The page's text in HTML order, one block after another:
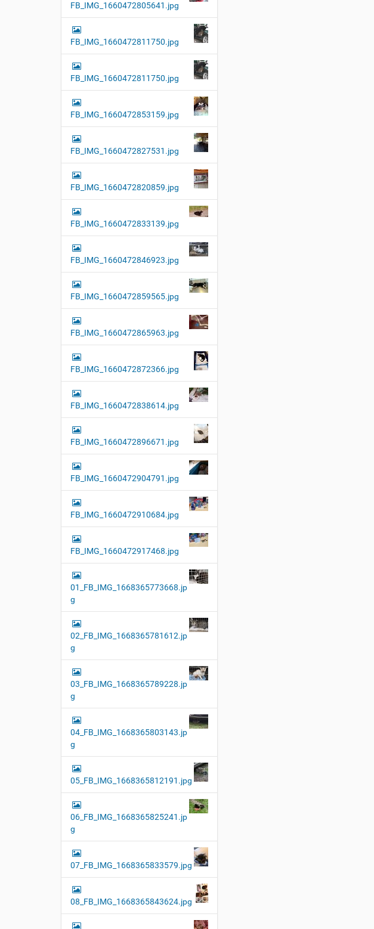
FB_IMG_1660472805641.jpg
FB_IMG_1660472811750.jpg
FB_IMG_1660472811750.jpg
FB_IMG_1660472853159.jpg
FB_IMG_1660472827531.jpg
FB_IMG_1660472820859.jpg
FB_IMG_1660472833139.jpg
FB_IMG_1660472846923.jpg
FB_IMG_1660472859565.jpg
FB_IMG_1660472865963.jpg
FB_IMG_1660472872366.jpg
FB_IMG_1660472838614.jpg
FB_IMG_1660472896671.jpg
FB_IMG_1660472904791.jpg
FB_IMG_1660472910684.jpg
FB_IMG_1660472917468.jpg
01_FB_IMG_1668365773668.jp
g
02_FB_IMG_1668365781612.jp
g
03_FB_IMG_1668365789228.jp
g
04_FB_IMG_1668365803143.jp
g
05_FB_IMG_1668365812191.jpg
06_FB_IMG_1668365825241.jp
g
07_FB_IMG_1668365833579.jpg
08_FB_IMG_1668365843624.jpg